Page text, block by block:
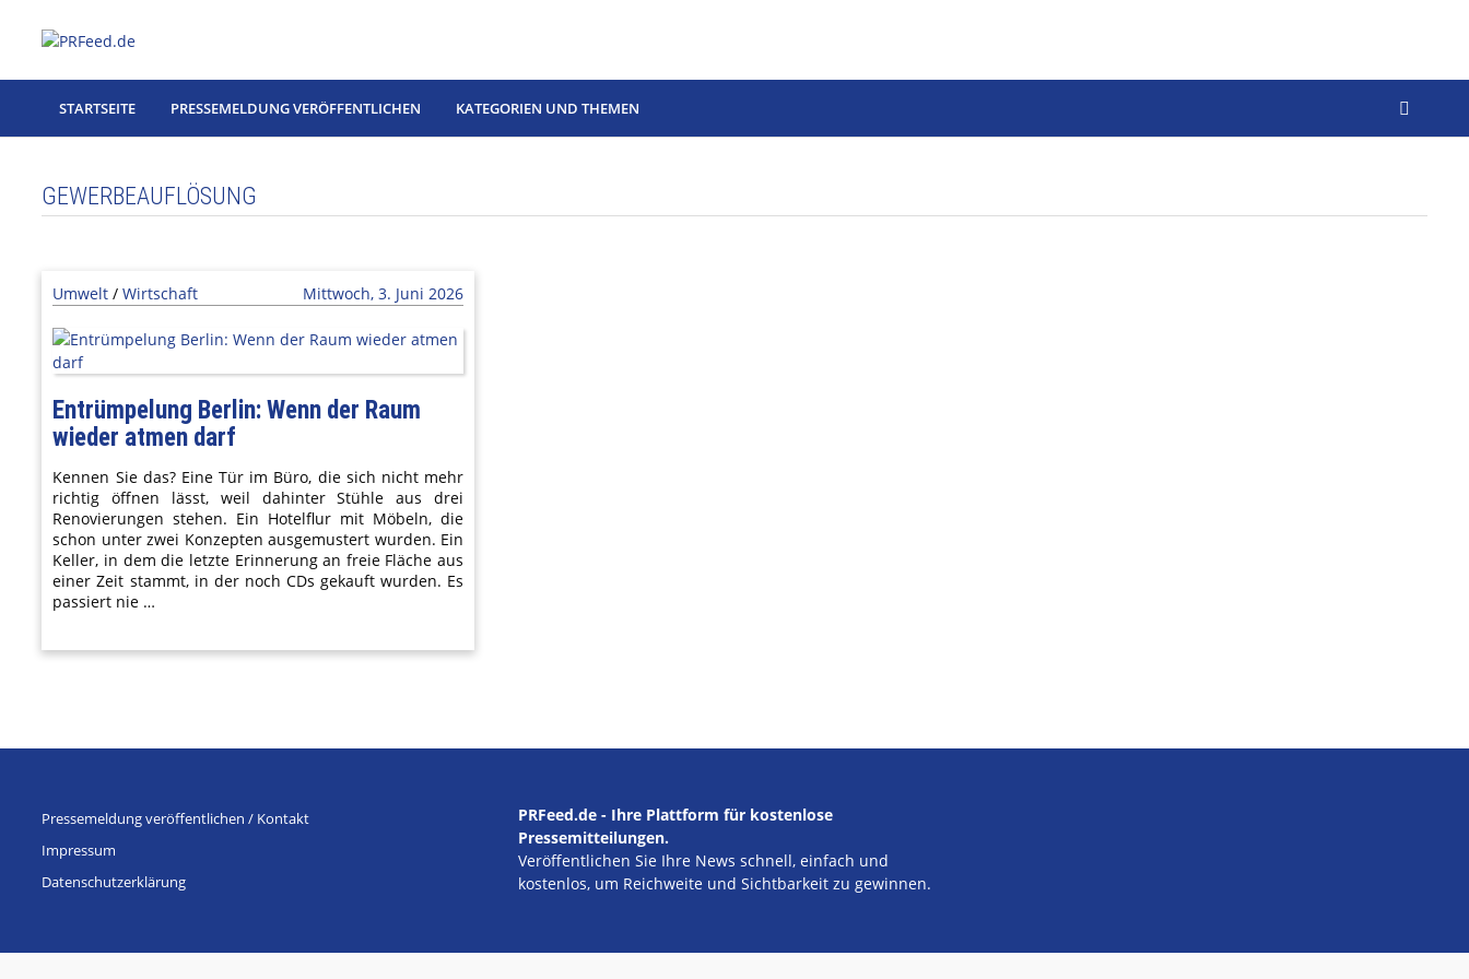
STARTSEITE PRESSEMELDUNG VERÖFFENTLICHEN KATEGORIEN UND THEMEN
GEWERBEAUFLÖSUNG
Umwelt /Wirtschaft Mittwoch, 3. Juni 2026
Entrümpelung Berlin: Wenn der Raum
wieder atmen darf
Kennen Sie das? Eine Tür im Büro, die sich nicht mehr
richtig öffnen lässt, weil dahinter Stühle aus drei
Renovierungen stehen. Ein Hotelflur mit Möbeln, die
schon unter zwei Konzepten ausgemustert wurden. Ein
Keller, in dem die letzte Erinnerung an freie Fläche aus
einer Zeit stammt, in der noch CDs gekauft wurden. Es
passiert nie …
Pressemeldung veröffentlichen / Kontakt
Impressum
Datenschutzerklärung
PRFeed.de - Ihre Plattform für kostenlose
Pressemitteilungen.
Veröffentlichen Sie Ihre News schnell, einfach und
kostenlos, um Reichweite und Sichtbarkeit zu gewinnen.